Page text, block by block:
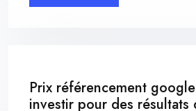
Prix référencement
investir pour des résultats